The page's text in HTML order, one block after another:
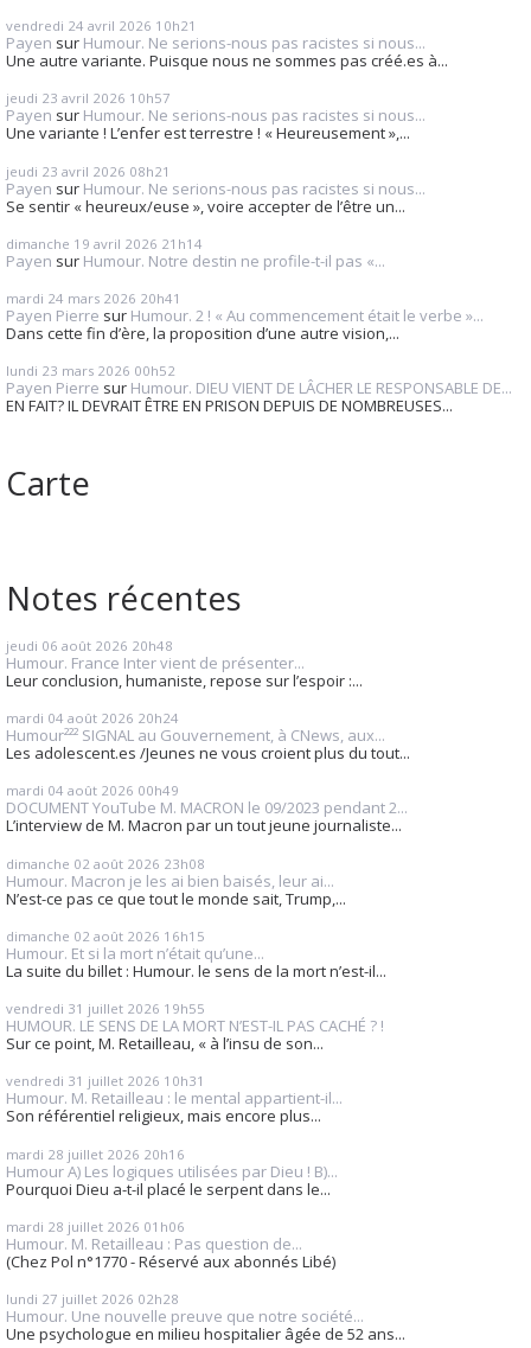
vendredi 24 avril 2026 10h21
Payen sur Humour. Ne serions-nous pas racistes si nous...
Une autre variante. Puisque nous ne sommes pas créé.es à...
jeudi 23 avril 2026 10h57
Payen sur Humour. Ne serions-nous pas racistes si nous...
Une variante ! L’enfer est terrestre ! « Heureusement »,...
jeudi 23 avril 2026 08h21
Payen sur Humour. Ne serions-nous pas racistes si nous...
Se sentir « heureux/euse », voire accepter de l’être un...
dimanche 19 avril 2026 21h14
Payen sur Humour. Notre destin ne profile-t-il pas «...
mardi 24 mars 2026 20h41
Payen Pierre sur Humour. 2 ! « Au commencement était le verbe »...
Dans cette fin d’ère, la proposition d’une autre vision,...
lundi 23 mars 2026 00h52
Payen Pierre sur Humour. DIEU VIENT DE LÂCHER LE RESPONSABLE DE...
EN FAIT? IL DEVRAIT ÊTRE EN PRISON DEPUIS DE NOMBREUSES...
Carte
Notes récentes
jeudi 06 août 2026 20h48
Humour. France Inter vient de présenter...
Leur conclusion, humaniste, repose sur l’espoir :...
mardi 04 août 2026 20h24
Humour²²² SIGNAL au Gouvernement, à CNews, aux...
Les adolescent.es /Jeunes ne vous croient plus du tout...
mardi 04 août 2026 00h49
DOCUMENT YouTube M. MACRON le 09/2023 pendant 2...
L’interview de M. Macron par un tout jeune journaliste...
dimanche 02 août 2026 23h08
Humour. Macron je les ai bien baisés, leur ai...
N’est-ce pas ce que tout le monde sait, Trump,...
dimanche 02 août 2026 16h15
Humour. Et si la mort n’était qu’une...
La suite du billet : Humour. le sens de la mort n’est-il...
vendredi 31 juillet 2026 19h55
HUMOUR. LE SENS DE LA MORT N’EST-IL PAS CACHÉ ? !
Sur ce point, M. Retailleau, « à l’insu de son...
vendredi 31 juillet 2026 10h31
Humour. M. Retailleau : le mental appartient-il...
Son référentiel religieux, mais encore plus...
mardi 28 juillet 2026 20h16
Humour A) Les logiques utilisées par Dieu ! B)...
Pourquoi Dieu a-t-il placé le serpent dans le...
mardi 28 juillet 2026 01h06
Humour. M. Retailleau : Pas question de...
(Chez Pol n°1770 - Réservé aux abonnés Libé)
lundi 27 juillet 2026 02h28
Humour. Une nouvelle preuve que notre société...
Une psychologue en milieu hospitalier âgée de 52 ans...